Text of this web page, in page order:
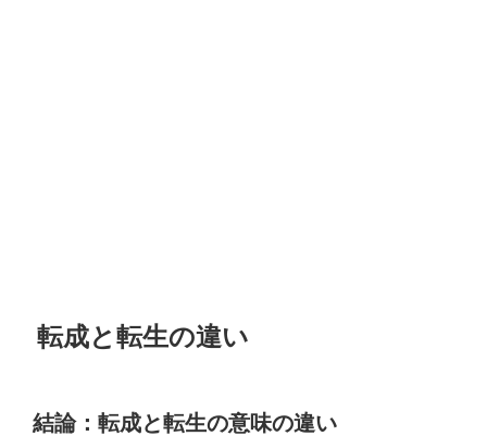
転成と転生の違い
結論：転成と転生の意味の違い